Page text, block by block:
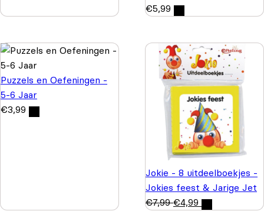
€5,99
Puzzels en Oefeningen -
5-6 Jaar
€3,99
Jokie - 8 uitdeelboekjes -
Jokies feest & Jarige Jet
€7,99 €4,99